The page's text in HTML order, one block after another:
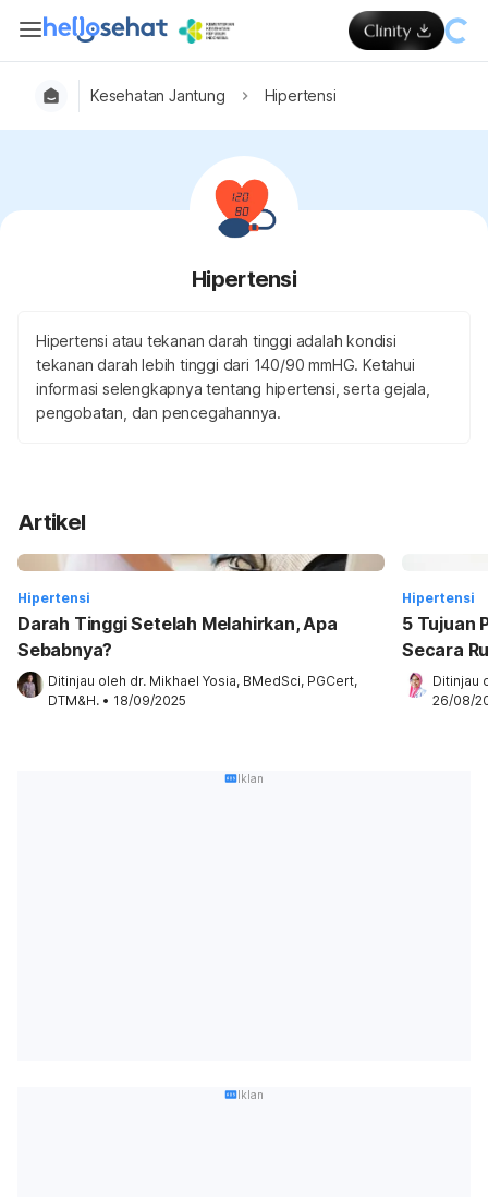
Kesehatan Jantung Hipertensi
Hipertensi
Hipertensi atau tekanan darah tinggi adalah kondisi
tekanan darah lebih tinggi dari 140/90 mmHG. Ketahui
informasi selengkapnya tentang hipertensi, serta gejala,
pengobatan, dan pencegahannya.
Artikel
Hipertensi
Darah Tinggi Setelah Melahirkan, Apa
Sebabnya?
Ditinjau oleh dr. Mikhael Yosia, BMedSci, PGCert,
DTM&H. • 18/09/2025
Hipertensi
5 Tujuan
Secara
Ditinjau
26/08/
Iklan
Iklan